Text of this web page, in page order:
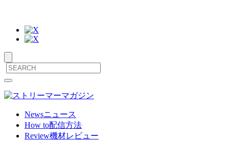
サ
イ
メ
ニ
Newsニュース
How to配信方法
Review機材レビュー